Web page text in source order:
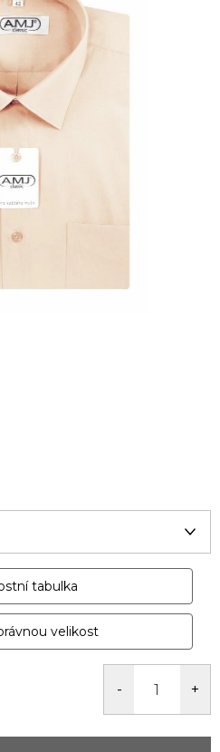
tabulka
velikost